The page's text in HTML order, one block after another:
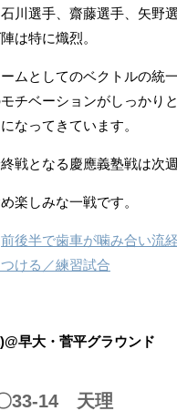
川選手、齋藤選手、矢野
は特に熾烈。
ムとしてのベクトルの統
チベーションがしっかり
なってきています。
戦となる慶應義塾戦は次週
楽しみな一戦です。
前後半で歯車が噛み合い流
ける／練習試合
早大・菅平グラウンド
33-14 天理